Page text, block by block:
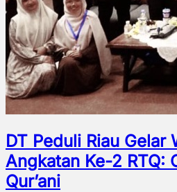
DT Peduli Riau Gelar
Angkatan Ke-2 RTQ:
Qur’ani